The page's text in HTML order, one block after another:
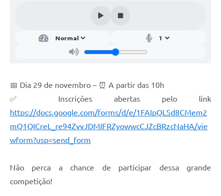
Links
📅 Dia 29 de novembro – ⏰ A partir das 10h
✅ Inscrições abertas pelo link
https://docs.google.com/forms/d/e/1FAIpQLSd8CMem2
mQ1QICreL_re94ZvvJDMIFRZyowwcCJZcBRzcNaHA/vie
wform?usp=send_form
Não perca a chance de participar dessa grande
competição!